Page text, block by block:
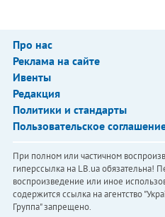
Про нас
Реклама на сайте
Ивенты
Редакция
Политики и стандарты
Пользовательское
При полном или частичном
гиперссылка на LB.ua обязательна!
воспроизведение или иное
содержится ссылка на агентство
Группа" запрещено.